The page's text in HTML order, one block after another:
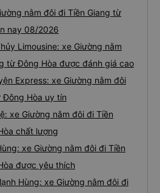
nằm đôi đi Tiền Giang từ
nay 08/2026
Limousine: xe Giường nằm
từ Đông Hòa được đánh giá cao
Express: xe Giường nằm đôi
Đông Hòa uy tín
xe Giường nằm đôi đi Tiền
chất lượng
xe Giường nằm đôi đi Tiền
được yêu thích
Hùng: xe Giường nằm đôi đi